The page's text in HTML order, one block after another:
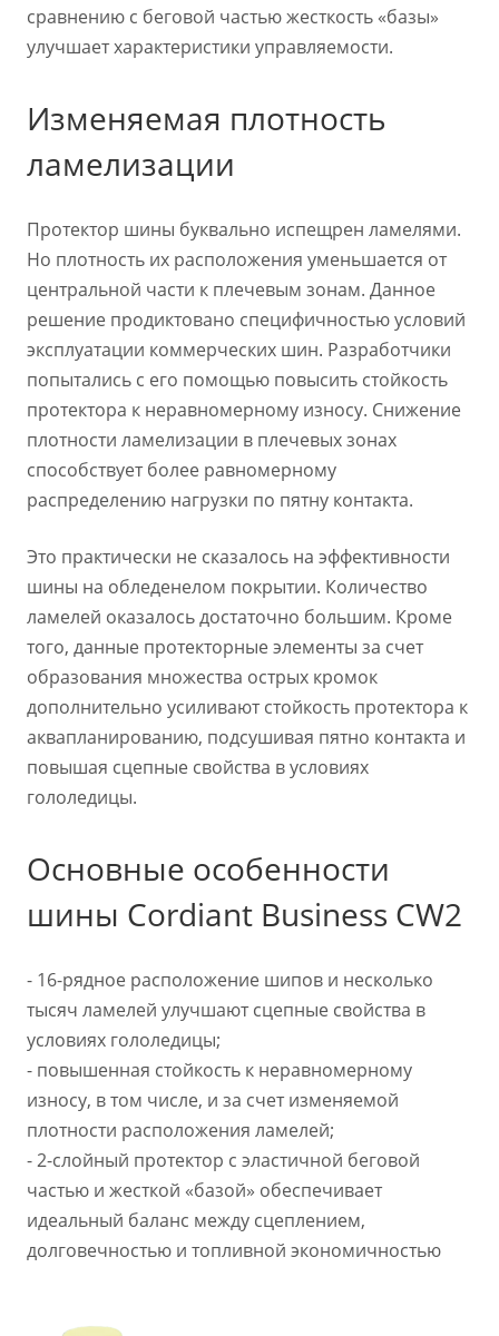
сравнению с беговой частью жесткость «базы»
улучшает характеристики управляемости.
Изменяемая плотность
ламелизации
Протектор шины буквально испещрен ламелями.
Но плотность их расположения уменьшается от
центральной части к плечевым зонам. Данное
решение продиктовано специфичностью условий
эксплуатации коммерческих шин. Разработчики
попытались с его помощью повысить стойкость
протектора к неравномерному износу. Снижение
плотности ламелизации в плечевых зонах
способствует более равномерному
распределению нагрузки по пятну контакта.
Это практически не сказалось на эффективности
шины на обледенелом покрытии. Количество
ламелей оказалось достаточно большим. Кроме
того, данные протекторные элементы за счет
образования множества острых кромок
дополнительно усиливают стойкость протектора к
аквапланированию, подсушивая пятно контакта и
повышая сцепные свойства в условиях
гололедицы.
Основные особенности
шины Cordiant Business CW2
- 16-рядное расположение шипов и несколько
тысяч ламелей улучшают сцепные свойства в
условиях гололедицы;
- повышенная стойкость к неравномерному
износу, в том числе, и за счет изменяемой
плотности расположения ламелей;
- 2-слойный протектор с эластичной беговой
частью и жесткой «базой» обеспечивает
идеальный баланс между сцеплением,
долговечностью и топливной экономичностью